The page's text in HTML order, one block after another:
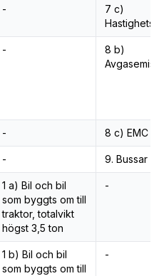
-
7 c)
-
8 b)
- 8 c) EMC
- 9. Bussar
1 a) Bil och bil
som byggts om till
traktor, totalvikt
högst 3,5 ton
-
1 b) Bil och bil
som byggts om till
-